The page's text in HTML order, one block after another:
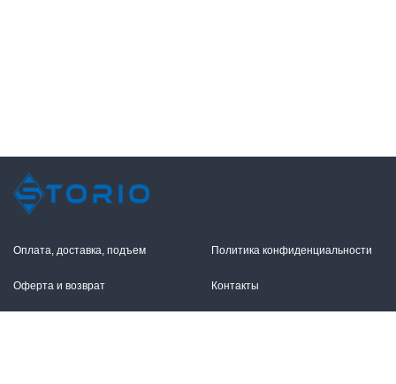
Оплата, доставка, подъем
Оферта и возврат
Политика конфиденциальности
Контакты